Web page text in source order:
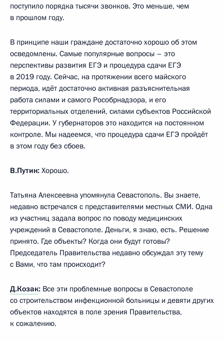
поступило порядка тысячи звонков. Это меньше, чем
в прошлом году.
В принципе наши граждане достаточно хорошо об этом
осведомлены. Самые популярные вопросы – это
перспективы развития ЕГЭ и процедура сдачи ЕГЭ
в 2019 году. Сейчас, на протяжении всего майского
периода, идёт достаточно активная разъяснительная
работа силами и самого Рособрнадзора, и его
территориальных отделений, силами субъектов Российской
Федерации. У губернаторов это находится на постоянном
контроле. Мы надеемся, что процедура сдачи ЕГЭ пройдёт
в этом году без сбоев.
В.Путин: Хорошо.
Татьяна Алексеевна упомянула Севастополь. Вы знаете,
недавно встречался с представителями местных СМИ. Одна
из участниц задала вопрос по поводу медицинских
учреждений в Севастополе. Деньги, я знаю, есть. Решение
принято. Где объекты? Когда они будут готовы?
Председатель Правительства недавно обсуждал эту тему
с Вами, что там происходит?
Д.Козак: Все эти проблемные вопросы в Севастополе
со строительством инфекционной больницы и девяти других
объектов находятся в поле зрения Правительства,
к сожалению.